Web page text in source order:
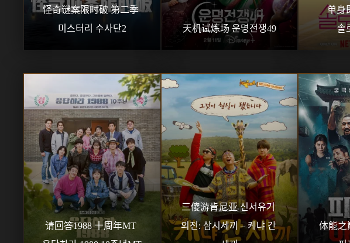
怪奇谜案限时破 第二季
미스터리 수사단2
天机试炼场 운명전쟁49
单身
솔
请回答1988 十周年MT
三傻游肯尼亚 신서유기
외전: 삼시세끼 – 케냐 간
体能之